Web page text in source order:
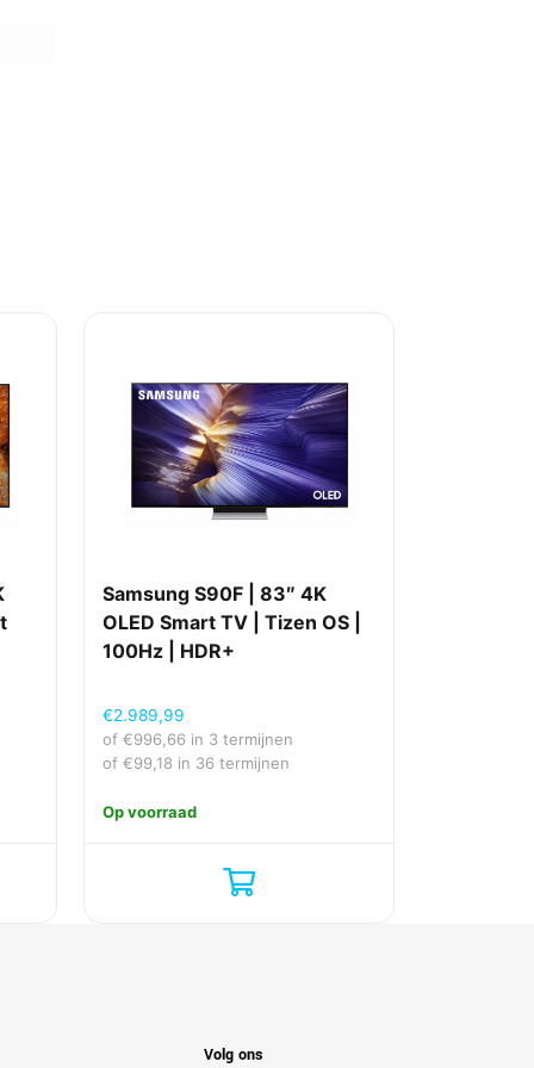
Samsung S90F | 83″ 4K
OLED Smart TV | Tizen OS |
100Hz | HDR+
€2.989,99
of€996,66 in 3 termijnen
of€99,18 in 36 termijnen
Op voorraad
Volg ons